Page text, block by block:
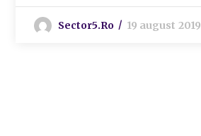
Sector5.ro 19 august 2019